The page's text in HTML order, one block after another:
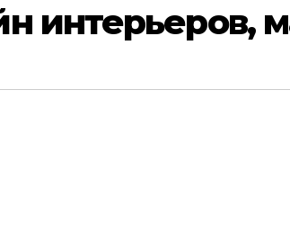
интерьеров,